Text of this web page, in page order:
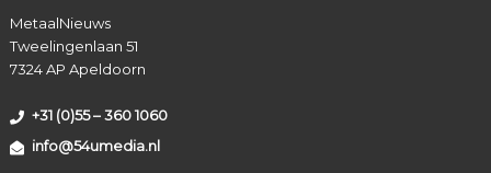
MetaalNieuws
Tweelingenlaan 51
7324 AP Apeldoorn
+31 (0)55 – 360 1060
info@54umedia.nl